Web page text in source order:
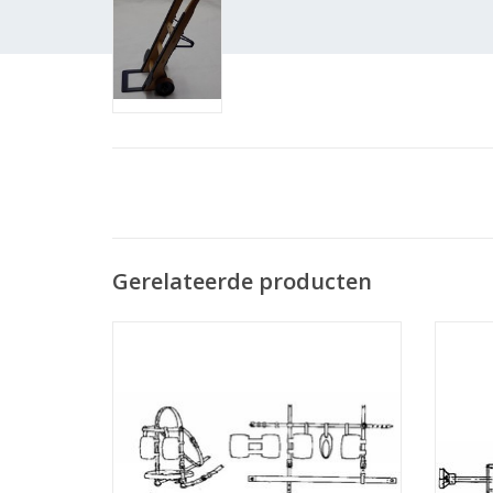
Gerelateerde producten